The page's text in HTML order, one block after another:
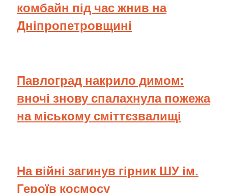
комбайн під час жнив на
Дніпропетровщині
Павлоград накрило димом:
вночі знову спалахнула пожежа
на міському сміттєзвалищі
На війні загинув гірник ШУ ім.
Героїв космосу